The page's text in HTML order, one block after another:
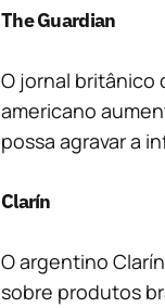
The Guardian
O jornal britânico
americano
possa agravar a
Clarín
O argentino
sobre produtos